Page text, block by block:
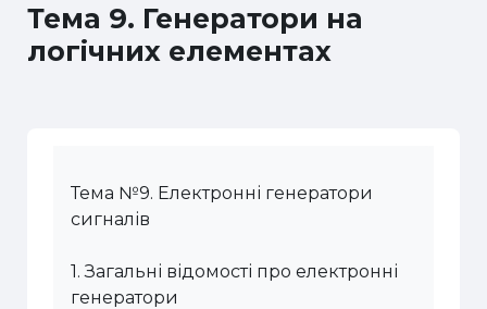
Тема 9. Генератори на
логічних елементах
Тема №9. Електронні генератори
сигналів
1. Загальні відомості про електронні
генератори